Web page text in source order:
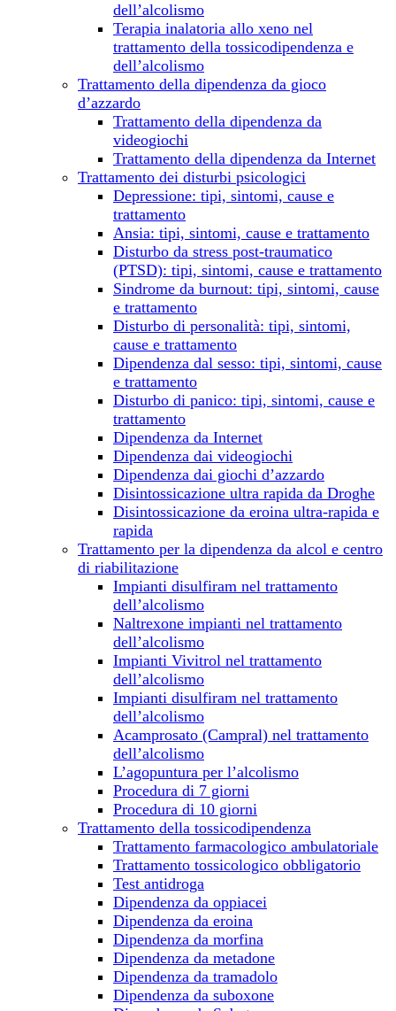
dell’alcolismo
Terapia inalatoria allo xeno nel
trattamento della tossicodipendenza e
dell’alcolismo
Trattamento della dipendenza da gioco
d’azzardo
Trattamento della dipendenza da
videogiochi
Trattamento della dipendenza da Internet
Trattamento dei disturbi psicologici
Depressione: tipi, sintomi, cause e
trattamento
Ansia: tipi, sintomi, cause e trattamento
Disturbo da stress post-traumatico
(PTSD): tipi, sintomi, cause e trattamento
Sindrome da burnout: tipi, sintomi, cause
e trattamento
Disturbo di personalità: tipi, sintomi,
cause e trattamento
Dipendenza dal sesso: tipi, sintomi, cause
e trattamento
Disturbo di panico: tipi, sintomi, cause e
trattamento
Dipendenza da Internet
Dipendenza dai videogiochi
Dipendenza dai giochi d’azzardo
Disintossicazione ultra rapida da Droghe
Disintossicazione da eroina ultra-rapida e
rapida
Trattamento per la dipendenza da alcol e centro
di riabilitazione
Impianti disulfiram nel trattamento
dell’alcolismo
Naltrexone impianti nel trattamento
dell’alcolismo
Impianti Vivitrol nel trattamento
dell’alcolismo
Impianti disulfiram nel trattamento
dell’alcolismo
Acamprosato (Campral) nel trattamento
dell’alcolismo
L’agopuntura per l’alcolismo
Procedura di 7 giorni
Procedura di 10 giorni
Trattamento della tossicodipendenza
Trattamento farmacologico ambulatoriale
Trattamento tossicologico obbligatorio
Test antidroga
Dipendenza da oppiacei
Dipendenza da eroina
Dipendenza da morfina
Dipendenza da metadone
Dipendenza da tramadolo
Dipendenza da suboxone